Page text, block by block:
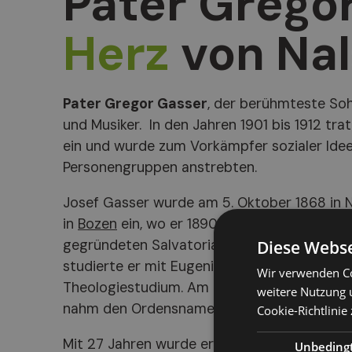
Herz von
Pater Gregor Gasser, der berühmteste
und Musiker. In den Jahren 1901 bis 1912
ein und wurde zum Vorkämpfer sozialer
Personengruppen anstrebten.
Josef Gasser wurde am 5. Oktober 1868 in
in Bozen ein, wo er 1890 Abitur machte.
gegründeten Salvatorianer-Orden
studierte er mit Eugenio Pacelli, dem
Theologiestudium. Am 31.3.1895 erhielt er
nahm den Ordensnamen Gregor an.
Mit 27 Jahren wurde er zum Rektor des
Diese
Wir verwenden
weitere Nutzung
Cookie-Richtlinie